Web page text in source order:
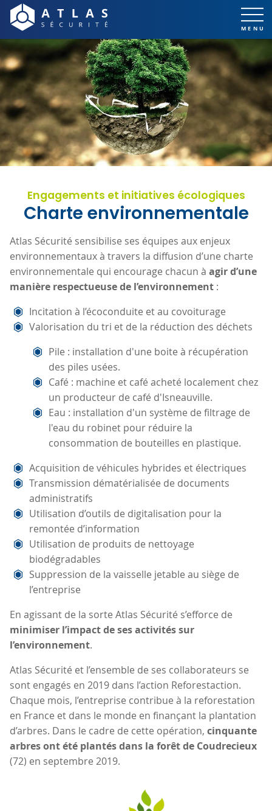
Engagements et initiatives écologiques
Charte environnementale
Atlas Sécurité sensibilise ses équipes aux enjeux
environnementaux à travers la diffusion d’une charte
environnementale qui encourage chacun à agir d’une
manière respectueuse de l’environnement :
Incitation à l’écoconduite et au covoiturage
Valorisation du tri et de la réduction des déchets
Pile : installation d'une boite à récupération
des piles usées.
Café : machine et café acheté localement chez
un producteur de café d'Isneauville.
Eau : installation d'un système de filtrage de
l'eau du robinet pour réduire la
consommation de bouteilles en plastique.
Acquisition de véhicules hybrides et électriques
Transmission dématérialisée de documents
administratifs
Utilisation d’outils de digitalisation pour la
remontée d’information
Utilisation de produits de nettoyage
biodégradables
Suppression de la vaisselle jetable au siège de
l’entreprise
En agissant de la sorte Atlas Sécurité s’efforce de
minimiser l’impact de ses activités sur
l’environnement.
Atlas Sécurité et l’ensemble de ses collaborateurs se
sont engagés en 2019 dans l’action Reforestaction.
Chaque mois, l’entreprise contribue à la reforestation
en France et dans le monde en finançant la plantation
d’arbres. Dans le cadre de cette opération, cinquante
arbres ont été plantés dans la forêt de Coudrecieux
(72) en septembre 2019.